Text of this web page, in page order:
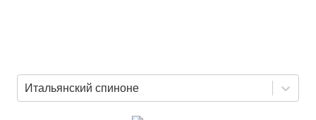
Итальянский спиноне